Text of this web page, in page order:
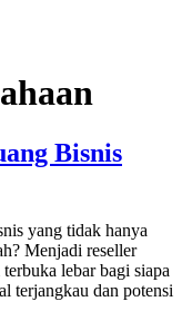
Bisnis
yang tidak hanya
Menjadi reseller
lebar bagi siapa
terjangkau dan potensi